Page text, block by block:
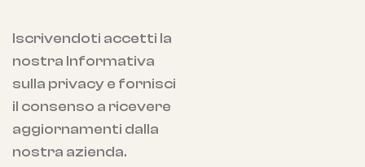
Iscrivendoti accetti la
nostra Informativa
sulla privacy e fornisci
il consenso a ricevere
aggiornamenti dalla
nostra azienda.